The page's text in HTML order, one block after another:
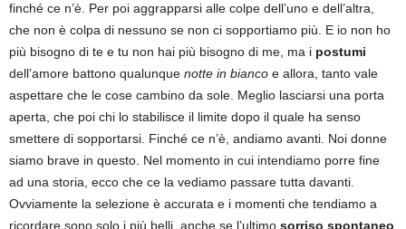
finché ce n’è. Per poi aggrapparsi alle colpe dell’uno e dell’altra,
che non è colpa di nessuno se non ci sopportiamo più. E io non ho
più bisogno di te e tu non hai più bisogno di me, ma i postumi
dell’amore battono qualunque notte in bianco e allora, tanto vale
aspettare che le cose cambino da sole. Meglio lasciarsi una porta
aperta, che poi chi lo stabilisce il limite dopo il quale ha senso
smettere di sopportarsi. Finché ce n’è, andiamo avanti. Noi donne
siamo brave in questo. Nel momento in cui intendiamo porre fine
ad una storia, ecco che ce la vediamo passare tutta davanti.
Ovviamente la selezione è accurata e i momenti che tendiamo a
ricordare sono solo i più belli, anche se l’ultimo sorriso spontaneo